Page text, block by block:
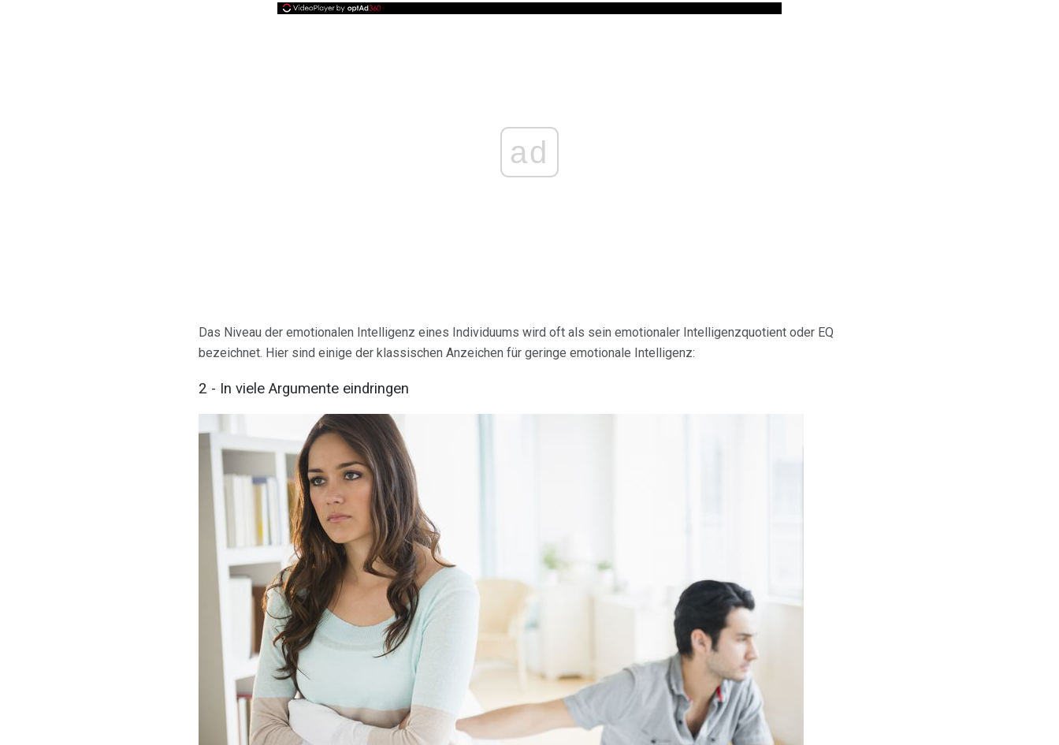
ad
Das Niveau der emotionalen Intelligenz eines Individuums wird oft als sein emotionaler Intelligenzquotient oder EQ
bezeichnet. Hier sind einige der klassischen Anzeichen für geringe emotionale Intelligenz:
2 - In viele Argumente eindringen